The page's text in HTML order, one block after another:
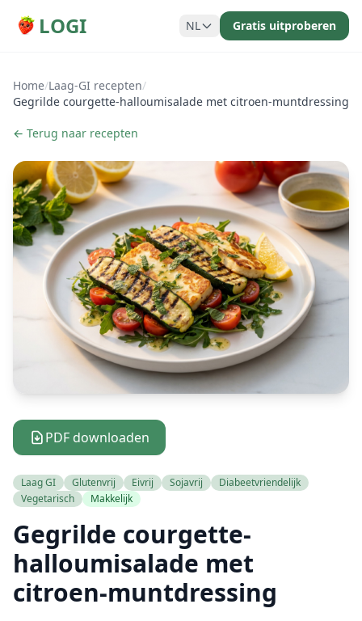
LOGI NL Gratis uitproberen
Home/Laag-GI recepten/
Gegrilde courgette-halloumisalade met citroen-muntdressing
← Terug naar recepten
PDF downloaden
Laag GI Glutenvrij Eivrij Sojavrij
Diabeetvriendelijk
Vegetarisch
Makkelijk
Gegrilde courgette-
halloumisalade met
citroen-muntdressing